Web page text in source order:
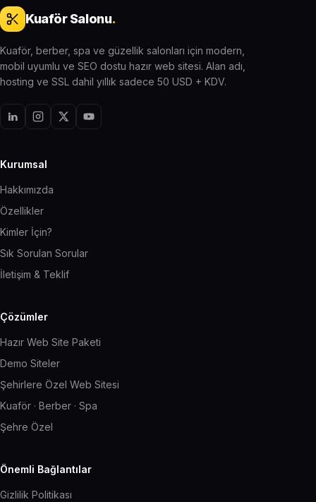
Kuaför Salonu.
Kuaför, berber, spa ve güzellik salonları için modern,
mobil uyumlu ve SEO dostu hazır web sitesi. Alan adı,
hosting ve SSL dahil yıllık sadece 50 USD + KDV.
Kurumsal
Hakkımızda
Özellikler
Kimler İçin?
Sık Sorulan Sorular
İletişim & Teklif
Çözümler
Hazır Web Site Paketi
Demo Siteler
Şehirlere Özel Web Sitesi
Kuaför · Berber · Spa
Şehre Özel
Önemli Bağlantılar
Gizlilik Politikası